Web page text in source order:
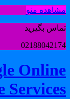
منو
بگیرید